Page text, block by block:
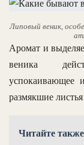
Липовый веник,
Аромат и
веника
успокаивающее
размякшие
Читайте